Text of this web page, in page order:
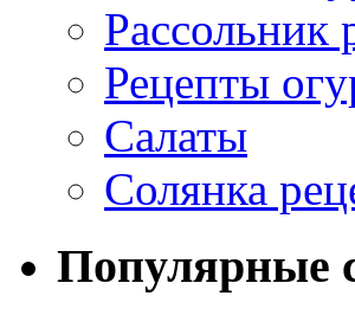
Рассольник
Рецепты
Салаты
Солянка
Популярные